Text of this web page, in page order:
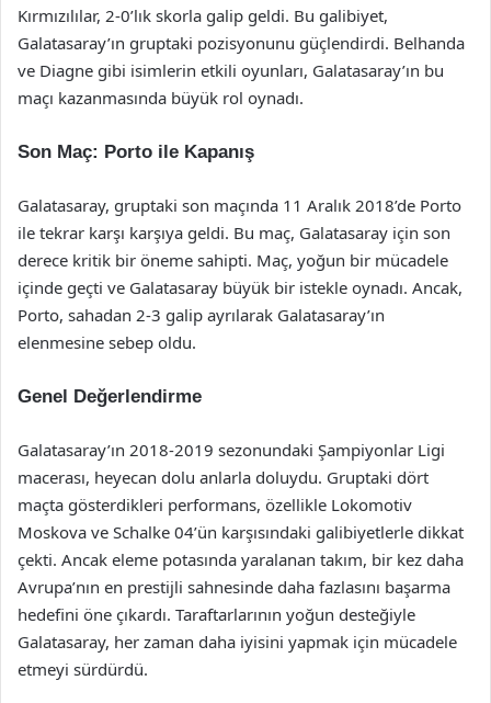
Kırmızılılar, 2-0’lık skorla galip geldi. Bu galibiyet,
Galatasaray’ın gruptaki pozisyonunu güçlendirdi. Belhanda
ve Diagne gibi isimlerin etkili oyunları, Galatasaray’ın bu
maçı kazanmasında büyük rol oynadı.
Son Maç: Porto ile Kapanış
Galatasaray, gruptaki son maçında 11 Aralık 2018’de Porto
ile tekrar karşı karşıya geldi. Bu maç, Galatasaray için son
derece kritik bir öneme sahipti. Maç, yoğun bir mücadele
içinde geçti ve Galatasaray büyük bir istekle oynadı. Ancak,
Porto, sahadan 2-3 galip ayrılarak Galatasaray’ın
elenmesine sebep oldu.
Genel Değerlendirme
Galatasaray’ın 2018-2019 sezonundaki Şampiyonlar Ligi
macerası, heyecan dolu anlarla doluydu. Gruptaki dört
maçta gösterdikleri performans, özellikle Lokomotiv
Moskova ve Schalke 04’ün karşısındaki galibiyetlerle dikkat
çekti. Ancak eleme potasında yaralanan takım, bir kez daha
Avrupa’nın en prestijli sahnesinde daha fazlasını başarma
hedefini öne çıkardı. Taraftarlarının yoğun desteğiyle
Galatasaray, her zaman daha iyisini yapmak için mücadele
etmeyi sürdürdü.